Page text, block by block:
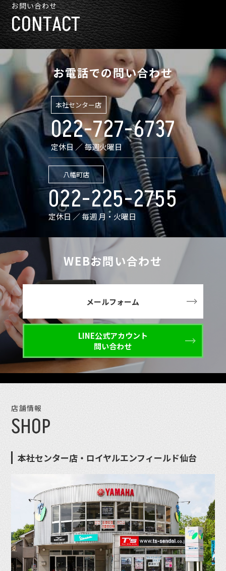
お問い合わせ
CONTACT
お電話での問い合わせ
本社センター店
022-727-6737
定休日 ／ 毎週火曜日
八幡町店
022-225-2755
定休日 ／ 毎週 月・火曜日
WEBお問い合わせ
メールフォーム
LINE公式アカウント
問い合わせ
店舗情報
SHOP
本社センター店・ロイヤルエンフィールド仙台